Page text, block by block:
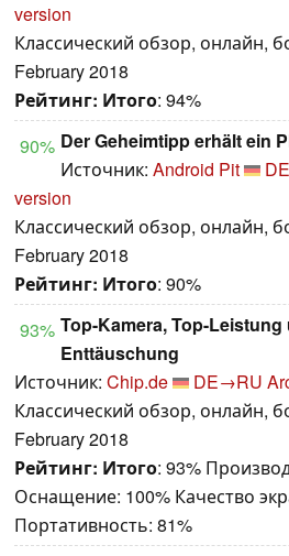
version
Классический обзор, онлайн,
February 2018
Рейтинг: Итого: 94%
90% Der Geheimtipp erhält ein
Источник: Android Pit
version
Классический обзор, онлайн,
February 2018
Рейтинг: Итого: 90%
93% Top-Kamera, Top-
Enttäuschung
Источник: Chip.de DE→RU
Классический обзор, онлайн,
February 2018
Рейтинг: Итого: 93%
Оснащение: 100% Качество
Портативность: 81%